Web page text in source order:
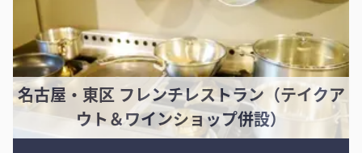
名古屋・東区 フレンチレストラン（テイクア
ウト＆ワインショップ併設）